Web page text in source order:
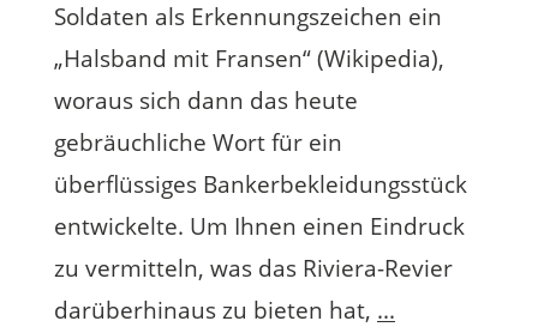
Soldaten als Erkennungszeichen ein
„Halsband mit Fransen“ (Wikipedia),
woraus sich dann das heute
gebräuchliche Wort für ein
überflüssiges Bankerbekleidungsstück
entwickelte. Um Ihnen einen Eindruck
zu vermitteln, was das Riviera-Revier
darüberhinaus zu bieten hat, ...